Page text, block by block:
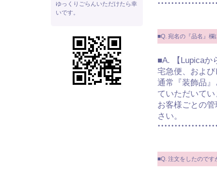
ゆっくりごらんいただけたら幸
いです。
■Q. 宛名の『品名』
■A. 【Lupicaか
宅急便、およ
通常『装飾品
ていただいて
お客様ごとの
さい。
■Q. 注文をしたので